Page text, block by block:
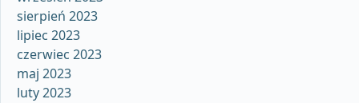
sierpień 2023
lipiec 2023
czerwiec 2023
maj 2023
luty 2023